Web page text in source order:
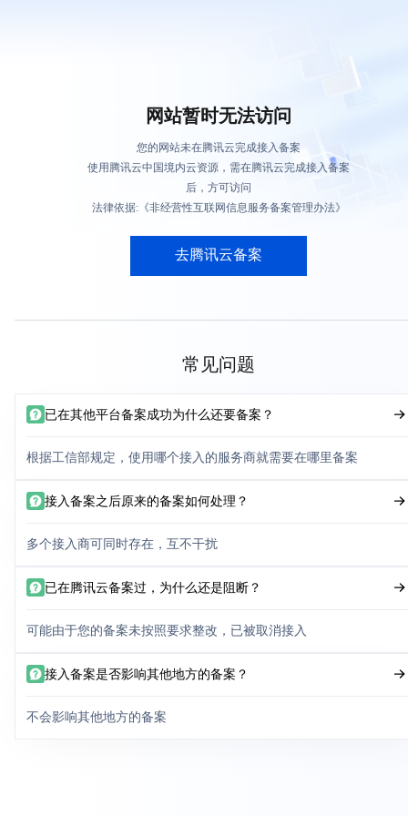
网站暂时无法访问
您的网站未在腾讯云完成接入备案
使用腾讯云中国境内云资源，需在腾讯云完成接入备案
后，方可访问
法律依据:《非经营性互联网信息服务备案管理办法》
去腾讯云备案
常见问题
已在其他平台备案成功为什么还要备案？
根据工信部规定，使用哪个接入的服务商就需要在哪里备案
接入备案之后原来的备案如何处理？
多个接入商可同时存在，互不干扰
已在腾讯云备案过，为什么还是阻断？
可能由于您的备案未按照要求整改，已被取消接入
接入备案是否影响其他地方的备案？
不会影响其他地方的备案